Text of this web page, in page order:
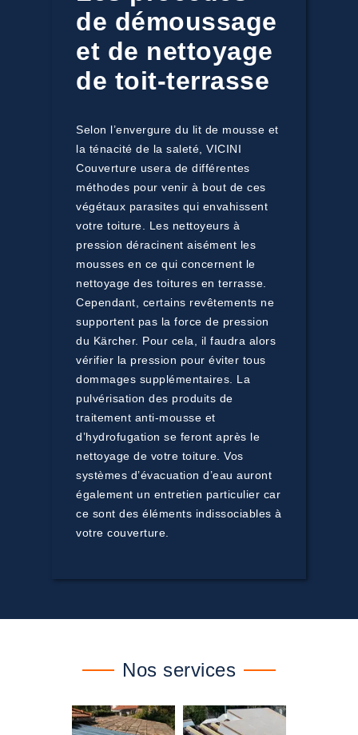
de démoussage
et de nettoyage
de toit-terrasse
Selon l’envergure du lit de mousse et
la ténacité de la saleté, VICINI
Couverture usera de différentes
méthodes pour venir à bout de ces
végétaux parasites qui envahissent
votre toiture. Les nettoyeurs à
pression déracinent aisément les
mousses en ce qui concernent le
nettoyage des toitures en terrasse.
Cependant, certains revêtements ne
supportent pas la force de pression
du Kärcher. Pour cela, il faudra alors
vérifier la pression pour éviter tous
dommages supplémentaires. La
pulvérisation des produits de
traitement anti-mousse et
d’hydrofugation se feront après le
nettoyage de votre toiture. Vos
systèmes d’évacuation d’eau auront
également un entretien particulier car
ce sont des éléments indissociables à
votre couverture.
Nos services